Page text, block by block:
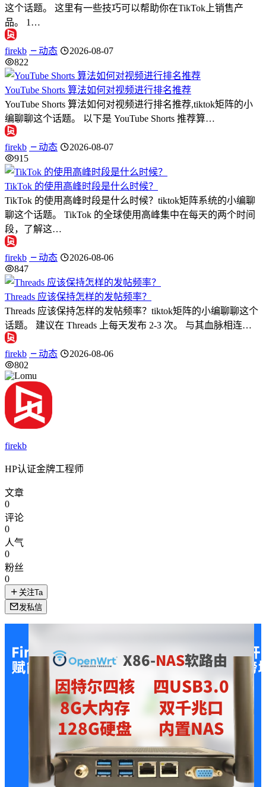
这个话题。 这里有一些技巧可以帮助你在TikTok上销售产
品。 1…
firekb 动态
2026-08-07
822
YouTube Shorts 算法如何对视频进行排名推荐
YouTube Shorts 算法如何对视频进行排名推荐,tiktok矩阵的小
编聊聊这个话题。 以下是 YouTube Shorts 推荐算…
firekb 动态
2026-08-07
915
TikTok 的使用高峰时段是什么时候？
TikTok 的使用高峰时段是什么时候？tiktok矩阵系统的小编聊
聊这个话题。 TikTok 的全球使用高峰集中在每天的两个时间
段，了解这…
firekb 动态
2026-08-06
847
Threads 应该保持怎样的发帖频率？
Threads 应该保持怎样的发帖频率？tiktok矩阵的小编聊聊这个
话题。 建议在 Threads 上每天发布 2-3 次。 与其血脉相连…
firekb 动态
2026-08-06
802
firekb
HP认证金牌工程师
文章
0
评论
0
人气
0
粉丝
0
关注Ta
发私信